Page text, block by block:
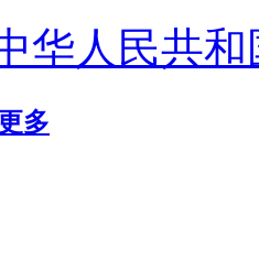
华人民共
多